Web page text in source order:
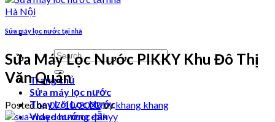
Search
for:
Trang chủ
Sửa máy lọc nước
Thay Lõi Lọc Nước
Video hướng dẫn
Sửa máy lọc nước tại nhà
Sửa Máy Lọc Nước PIKKY Khu Đô Thị
Văn Quán
Posted on07/10/2022bykhang khang